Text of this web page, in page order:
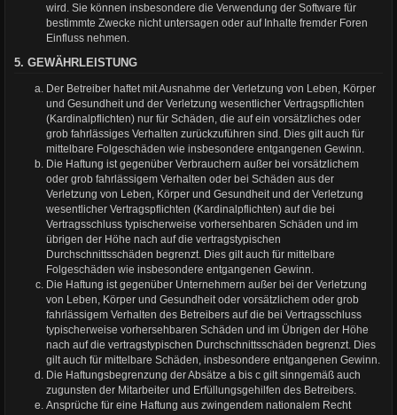
wird. Sie können insbesondere die Verwendung der Software für
bestimmte Zwecke nicht untersagen oder auf Inhalte fremder Foren
Einfluss nehmen.
5. GEWÄHRLEISTUNG
Der Betreiber haftet mit Ausnahme der Verletzung von Leben, Körper
und Gesundheit und der Verletzung wesentlicher Vertragspflichten
(Kardinalpflichten) nur für Schäden, die auf ein vorsätzliches oder
grob fahrlässiges Verhalten zurückzuführen sind. Dies gilt auch für
mittelbare Folgeschäden wie insbesondere entgangenen Gewinn.
Die Haftung ist gegenüber Verbrauchern außer bei vorsätzlichem
oder grob fahrlässigem Verhalten oder bei Schäden aus der
Verletzung von Leben, Körper und Gesundheit und der Verletzung
wesentlicher Vertragspflichten (Kardinalpflichten) auf die bei
Vertragsschluss typischerweise vorhersehbaren Schäden und im
übrigen der Höhe nach auf die vertragstypischen
Durchschnittsschäden begrenzt. Dies gilt auch für mittelbare
Folgeschäden wie insbesondere entgangenen Gewinn.
Die Haftung ist gegenüber Unternehmern außer bei der Verletzung
von Leben, Körper und Gesundheit oder vorsätzlichem oder grob
fahrlässigem Verhalten des Betreibers auf die bei Vertragsschluss
typischerweise vorhersehbaren Schäden und im Übrigen der Höhe
nach auf die vertragstypischen Durchschnittsschäden begrenzt. Dies
gilt auch für mittelbare Schäden, insbesondere entgangenen Gewinn.
Die Haftungsbegrenzung der Absätze a bis c gilt sinngemäß auch
zugunsten der Mitarbeiter und Erfüllungsgehilfen des Betreibers.
Ansprüche für eine Haftung aus zwingendem nationalem Recht